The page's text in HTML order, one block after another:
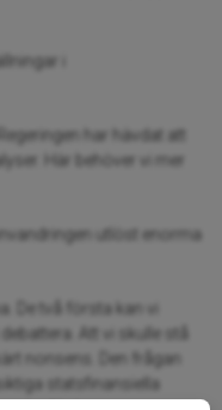
i
har hävdat att
Här behöver vi mer
utlöst enorma
De två första kan vi
Att vi skulle stå
nonsens. Den frågan
statsfinansiella